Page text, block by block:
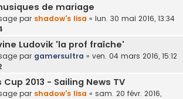
de mariage
par shadow's lisa « lun. 30 mai 2016, 13:34
Ludovik 'la prof fraîche'
par gamersultra « ven. 04 mars 2016, 15:12
2013 - Sailing News TV
par shadow's lisa « sam. 20 févr. 2016,